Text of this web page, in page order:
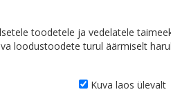
toodetele ja vedelatele
loodustoodete turul äärmiselt
Kuva laos ülevalt